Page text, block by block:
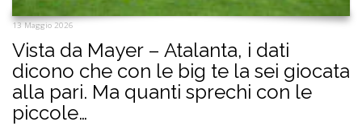
13 Maggio 2026
Vista da Mayer – Atalanta, i dati
dicono che con le big te la sei giocata
alla pari. Ma quanti sprechi con le
piccole…